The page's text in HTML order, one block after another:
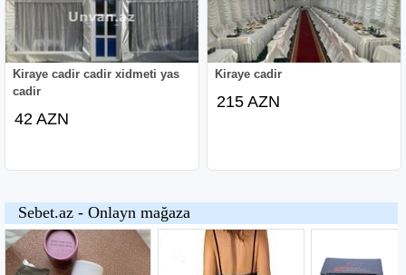
Kiraye cadir cadir xidmeti yas
cadir
42 AZN
Kiraye cadir
215 AZN